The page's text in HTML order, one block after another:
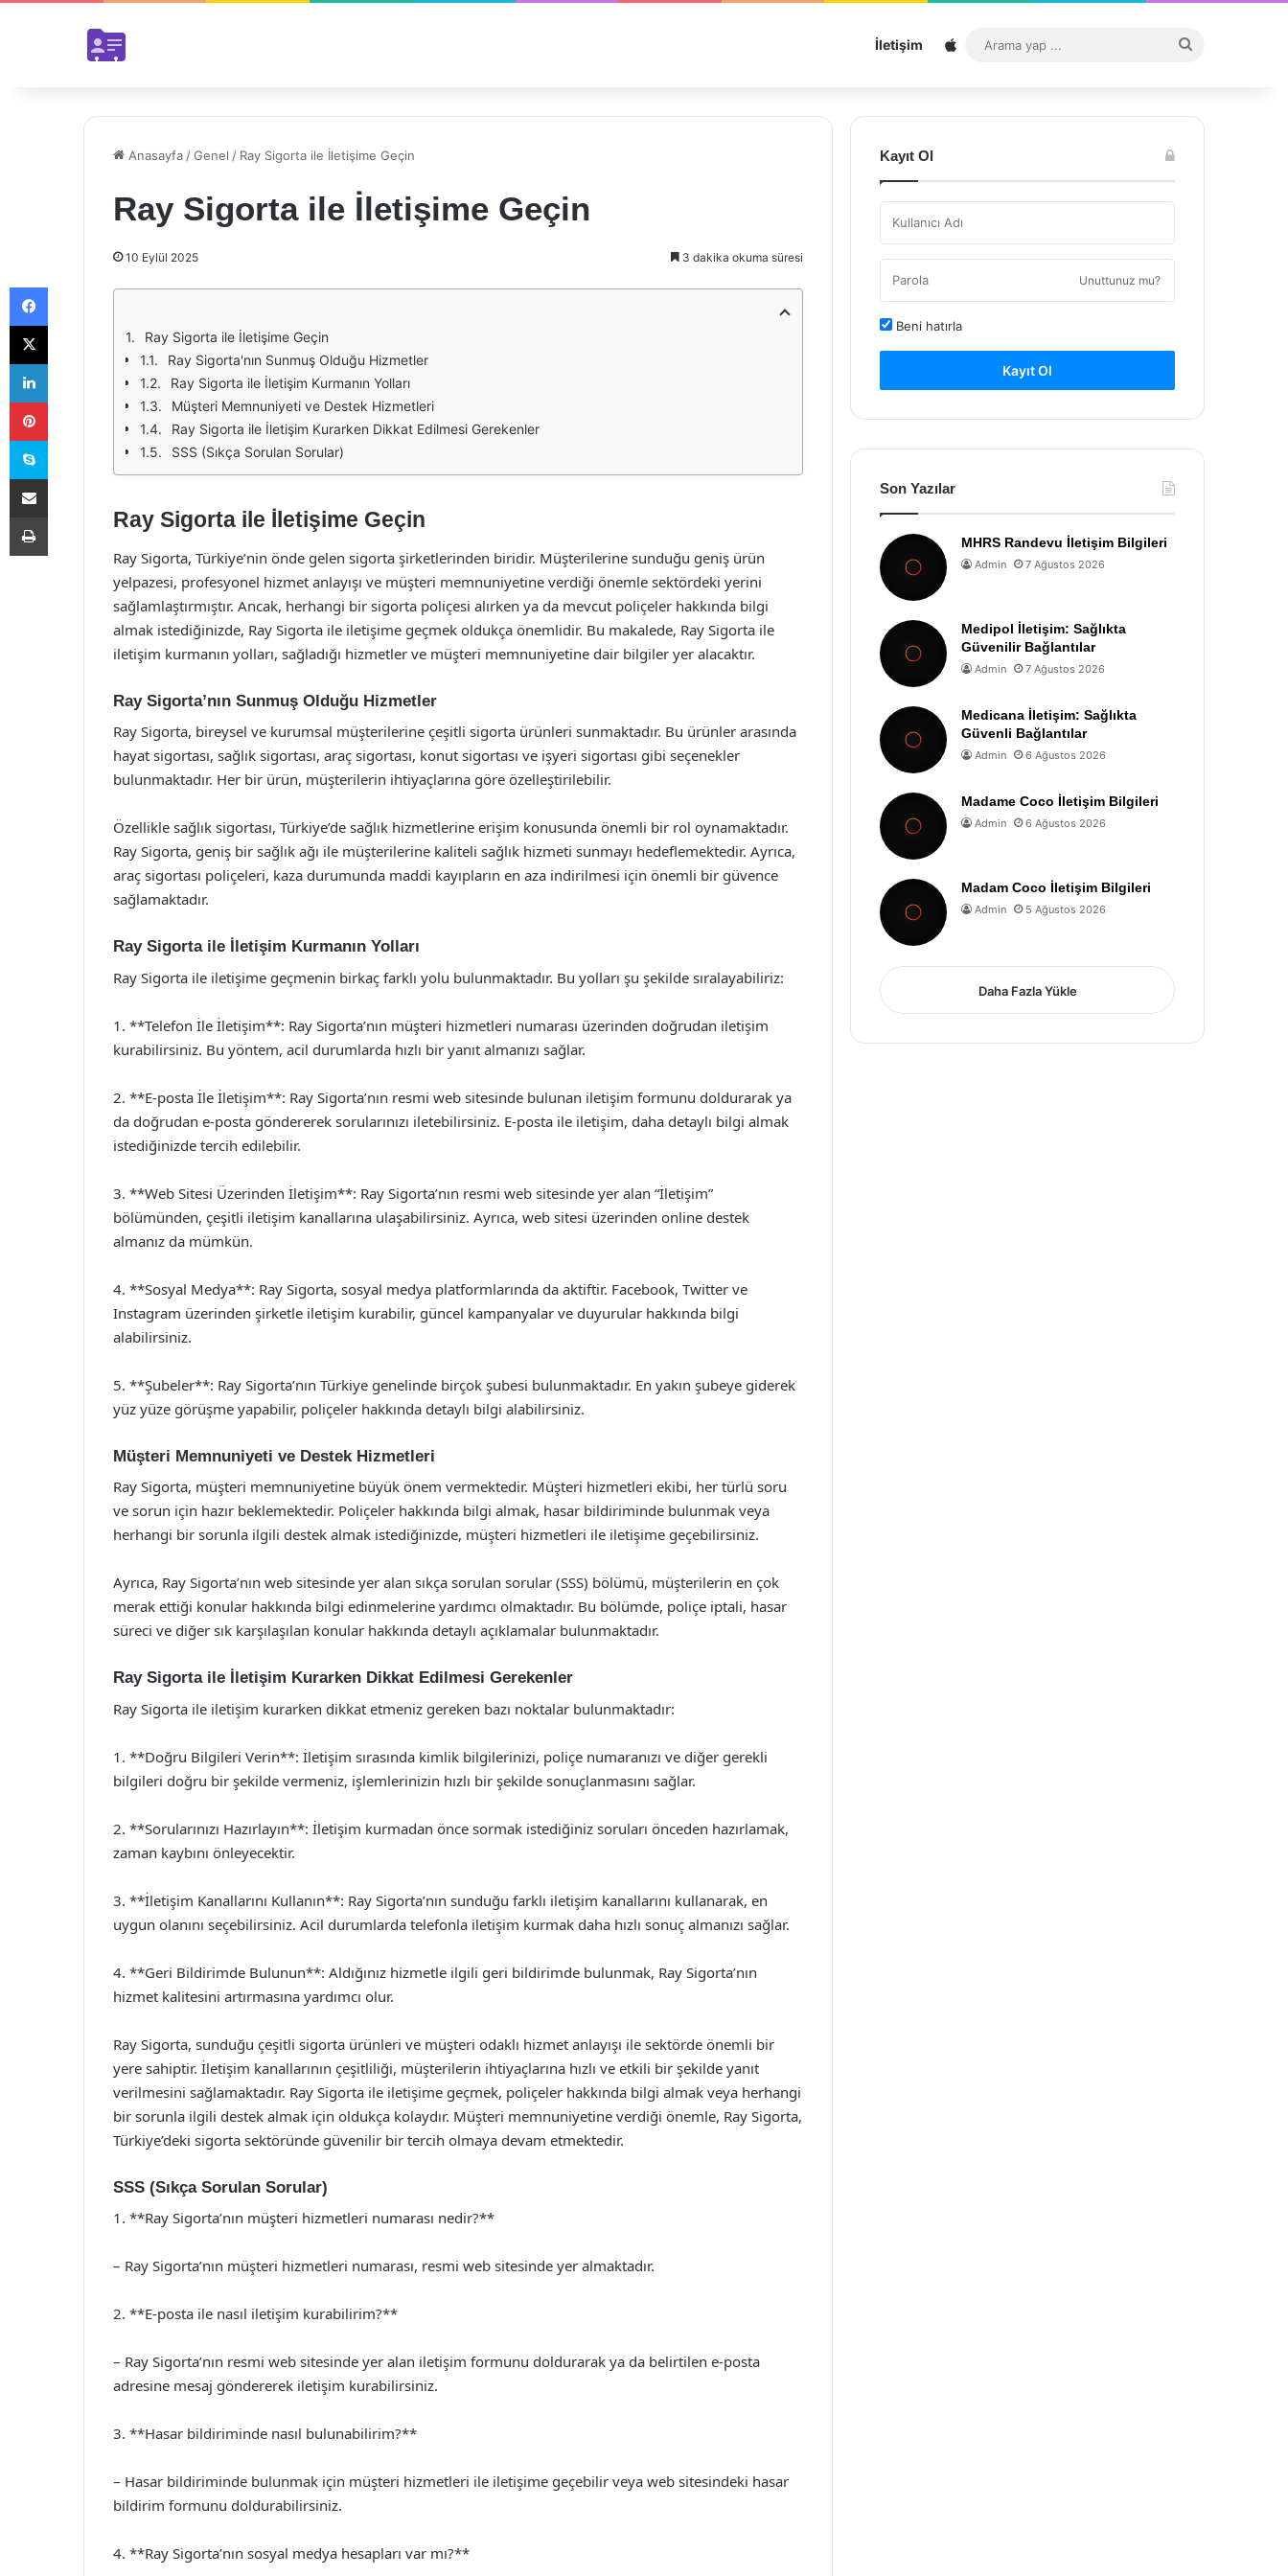
İletişim Sitemap
...
Anasayfa /Genel / Ray Sigorta ile İletişime Geçin
Ray Sigorta ile İletişime Geçin
10 Eylül 2025 3 dakika okuma süresi
Ray Sigorta ile İletişime Geçin
Ray Sigorta'nın Sunmuş Olduğu Hizmetler
Ray Sigorta ile İletişim Kurmanın Yolları
Müşteri Memnuniyeti ve Destek Hizmetleri
Ray Sigorta ile İletişim Kurarken Dikkat Edilmesi Gerekenler
SSS (Sıkça Sorulan Sorular)
Ray Sigorta ile İletişime Geçin
Ray Sigorta, Türkiye’nin önde gelen sigorta şirketlerinden biridir. Müşterilerine sunduğu geniş ürün
yelpazesi, profesyonel hizmet anlayışı ve müşteri memnuniyetine verdiği önemle sektördeki yerini
sağlamlaştırmıştır. Ancak, herhangi bir sigorta poliçesi alırken ya da mevcut poliçeler hakkında bilgi
almak istediğinizde, Ray Sigorta ile iletişime geçmek oldukça önemlidir. Bu makalede, Ray Sigorta ile
iletişim kurmanın yolları, sağladığı hizmetler ve müşteri memnuniyetine dair bilgiler yer alacaktır.
Ray Sigorta’nın Sunmuş Olduğu Hizmetler
Ray Sigorta, bireysel ve kurumsal müşterilerine çeşitli sigorta ürünleri sunmaktadır. Bu ürünler arasında
hayat sigortası, sağlık sigortası, araç sigortası, konut sigortası ve işyeri sigortası gibi seçenekler
bulunmaktadır. Her bir ürün, müşterilerin ihtiyaçlarına göre özelleştirilebilir.
Özellikle sağlık sigortası, Türkiye’de sağlık hizmetlerine erişim konusunda önemli bir rol oynamaktadır.
Ray Sigorta, geniş bir sağlık ağı ile müşterilerine kaliteli sağlık hizmeti sunmayı hedeflemektedir. Ayrıca,
araç sigortası poliçeleri, kaza durumunda maddi kayıpların en aza indirilmesi için önemli bir güvence
sağlamaktadır.
Ray Sigorta ile İletişim Kurmanın Yolları
Ray Sigorta ile iletişime geçmenin birkaç farklı yolu bulunmaktadır. Bu yolları şu şekilde sıralayabiliriz:
1. **Telefon İle İletişim**: Ray Sigorta’nın müşteri hizmetleri numarası üzerinden doğrudan iletişim
kurabilirsiniz. Bu yöntem, acil durumlarda hızlı bir yanıt almanızı sağlar.
2. **E-posta İle İletişim**: Ray Sigorta’nın resmi web sitesinde bulunan iletişim formunu doldurarak ya
da doğrudan e-posta göndererek sorularınızı iletebilirsiniz. E-posta ile iletişim, daha detaylı bilgi almak
istediğinizde tercih edilebilir.
3. **Web Sitesi Üzerinden İletişim**: Ray Sigorta’nın resmi web sitesinde yer alan “İletişim”
bölümünden, çeşitli iletişim kanallarına ulaşabilirsiniz. Ayrıca, web sitesi üzerinden online destek
almanız da mümkün.
4. **Sosyal Medya**: Ray Sigorta, sosyal medya platformlarında da aktiftir. Facebook, Twitter ve
Instagram üzerinden şirketle iletişim kurabilir, güncel kampanyalar ve duyurular hakkında bilgi
alabilirsiniz.
5. **Şubeler**: Ray Sigorta’nın Türkiye genelinde birçok şubesi bulunmaktadır. En yakın şubeye giderek
yüz yüze görüşme yapabilir, poliçeler hakkında detaylı bilgi alabilirsiniz.
Müşteri Memnuniyeti ve Destek Hizmetleri
Ray Sigorta, müşteri memnuniyetine büyük önem vermektedir. Müşteri hizmetleri ekibi, her türlü soru
ve sorun için hazır beklemektedir. Poliçeler hakkında bilgi almak, hasar bildiriminde bulunmak veya
herhangi bir sorunla ilgili destek almak istediğinizde, müşteri hizmetleri ile iletişime geçebilirsiniz.
Ayrıca, Ray Sigorta’nın web sitesinde yer alan sıkça sorulan sorular (SSS) bölümü, müşterilerin en çok
merak ettiği konular hakkında bilgi edinmelerine yardımcı olmaktadır. Bu bölümde, poliçe iptali, hasar
süreci ve diğer sık karşılaşılan konular hakkında detaylı açıklamalar bulunmaktadır.
Ray Sigorta ile İletişim Kurarken Dikkat Edilmesi Gerekenler
Ray Sigorta ile iletişim kurarken dikkat etmeniz gereken bazı noktalar bulunmaktadır:
1. **Doğru Bilgileri Verin**: İletişim sırasında kimlik bilgilerinizi, poliçe numaranızı ve diğer gerekli
bilgileri doğru bir şekilde vermeniz, işlemlerinizin hızlı bir şekilde sonuçlanmasını sağlar.
2. **Sorularınızı Hazırlayın**: İletişim kurmadan önce sormak istediğiniz soruları önceden hazırlamak,
zaman kaybını önleyecektir.
3. **İletişim Kanallarını Kullanın**: Ray Sigorta’nın sunduğu farklı iletişim kanallarını kullanarak, en
uygun olanını seçebilirsiniz. Acil durumlarda telefonla iletişim kurmak daha hızlı sonuç almanızı sağlar.
4. **Geri Bildirimde Bulunun**: Aldığınız hizmetle ilgili geri bildirimde bulunmak, Ray Sigorta’nın
hizmet kalitesini artırmasına yardımcı olur.
Ray Sigorta, sunduğu çeşitli sigorta ürünleri ve müşteri odaklı hizmet anlayışı ile sektörde önemli bir
yere sahiptir. İletişim kanallarının çeşitliliği, müşterilerin ihtiyaçlarına hızlı ve etkili bir şekilde yanıt
verilmesini sağlamaktadır. Ray Sigorta ile iletişime geçmek, poliçeler hakkında bilgi almak veya herhangi
bir sorunla ilgili destek almak için oldukça kolaydır. Müşteri memnuniyetine verdiği önemle, Ray Sigorta,
Türkiye’deki sigorta sektöründe güvenilir bir tercih olmaya devam etmektedir.
SSS (Sıkça Sorulan Sorular)
1. **Ray Sigorta’nın müşteri hizmetleri numarası nedir?**
– Ray Sigorta’nın müşteri hizmetleri numarası, resmi web sitesinde yer almaktadır.
2. **E-posta ile nasıl iletişim kurabilirim?**
– Ray Sigorta’nın resmi web sitesinde yer alan iletişim formunu doldurarak ya da belirtilen e-posta
adresine mesaj göndererek iletişim kurabilirsiniz.
3. **Hasar bildiriminde nasıl bulunabilirim?**
– Hasar bildiriminde bulunmak için müşteri hizmetleri ile iletişime geçebilir veya web sitesindeki hasar
bildirim formunu doldurabilirsiniz.
4. **Ray Sigorta’nın sosyal medya hesapları var mı?**
Kayıt Ol
Unuttunuz mu?
Beni hatırla
Kayıt Ol
Son Yazılar
MHRS Randevu İletişim Bilgileri
Admin 7 Ağustos 2026
Medipol İletişim: Sağlıkta
Güvenilir Bağlantılar
Admin 7 Ağustos 2026
Medicana İletişim: Sağlıkta
Güvenli Bağlantılar
Admin 6 Ağustos 2026
Madame Coco İletişim Bilgileri
Admin 6 Ağustos 2026
Madam Coco İletişim Bilgileri
Admin 5 Ağustos 2026
Daha Fazla Yükle
Facebook
X
LinkedIn
Pinterest
Skype
E-Posta ile paylaş